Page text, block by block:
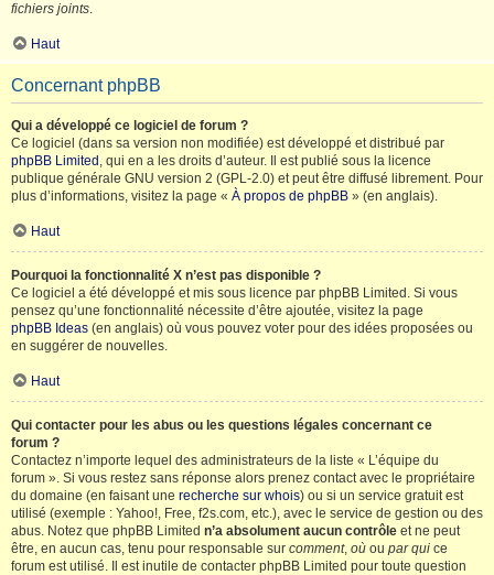
fichiers joints.
Haut
Concernant phpBB
Qui a développé ce logiciel de forum ?
Ce logiciel (dans sa version non modifiée) est développé et distribué par
phpBB Limited , qui en a les droits d’auteur. Il est publié sous la licence
publique générale GNU version 2 (GPL-2.0) et peut être diffusé librement. Pour
plus d’informations, visitez la page « À propos de phpBB » (en anglais).
Haut
Pourquoi la fonctionnalité X n’est pas disponible ?
Ce logiciel a été développé et mis sous licence par phpBB Limited. Si vous
pensez qu’une fonctionnalité nécessite d’être ajoutée, visitez la page
phpBB Ideas (en anglais) où vous pouvez voter pour des idées proposées ou
en suggérer de nouvelles.
Haut
Qui contacter pour les abus ou les questions légales concernant ce
forum ?
Contactez n’importe lequel des administrateurs de la liste « L’équipe du
forum ». Si vous restez sans réponse alors prenez contact avec le propriétaire
du domaine (en faisant une recherche sur whois) ou si un service gratuit est
utilisé (exemple : Yahoo!, Free, f2s.com, etc.), avec le service de gestion ou des
abus. Notez que phpBB Limited n’a absolument aucun contrôle et ne peut
être, en aucun cas, tenu pour responsable sur comment, où ou par qui ce
forum est utilisé. Il est inutile de contacter phpBB Limited pour toute question